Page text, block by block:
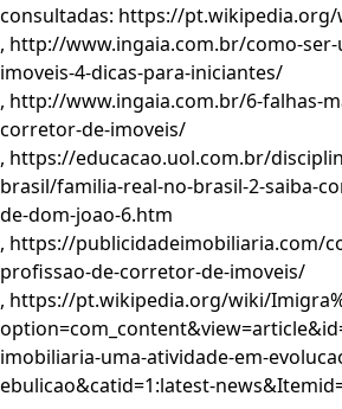
consultadas: https://pt.wikipedia.org/
, http://www.ingaia.com.br/como-
imoveis-4-dicas-para-iniciantes/
, http://www.ingaia.com.br/6-falhas-
corretor-de-imoveis/
, https://educacao.uol.com.br/
brasil/familia-real-no-brasil-2-saiba-
de-dom-joao-6.htm
, https://publicidadeimobiliaria.com/
profissao-de-corretor-de-imoveis/
, https://pt.wikipedia.org/wiki/
imobiliaria-uma-atividade-em-
ebulicao&catid=1:latest-